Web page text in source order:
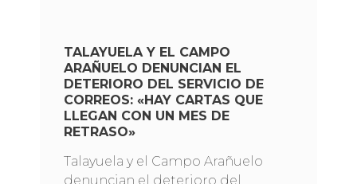
TALAYUELA Y EL CAMPO
ARAÑUELO DENUNCIAN EL
DETERIORO DEL SERVICIO DE
CORREOS: «HAY CARTAS QUE
LLEGAN CON UN MES DE
RETRASO»
Talayuela y el Campo Arañuelo
denuncian el deterioro del